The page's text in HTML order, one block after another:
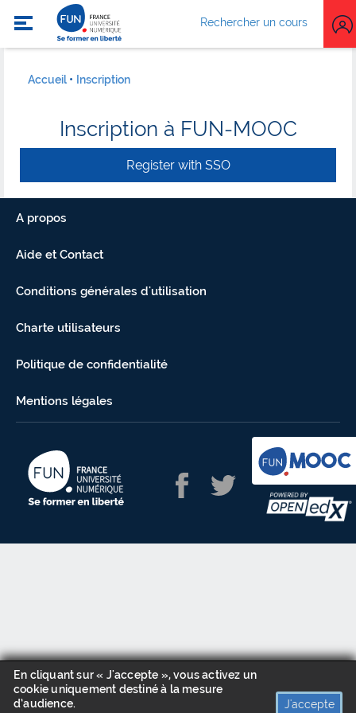
Rechercher un cours
En cliquant sur « J'accepte », vous activez un
cookie uniquement destiné à la mesure
d’audience.
J'accepte
Accueil Inscription
Inscription à FUN-MOOC
Register with SSO
A propos
Aide et Contact
Conditions générales d'utilisation
Charte utilisateurs
Politique de confidentialité
Mentions légales